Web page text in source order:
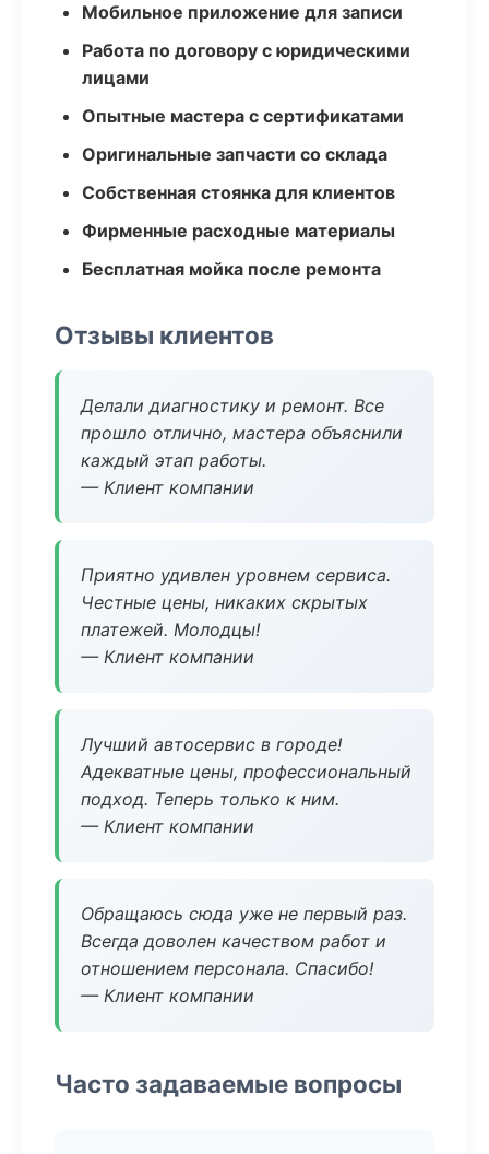
Мобильное приложение для записи
Работа по договору с юридическими
лицами
Опытные мастера с сертификатами
Оригинальные запчасти со склада
Собственная стоянка для клиентов
Фирменные расходные материалы
Бесплатная мойка после ремонта
Отзывы клиентов
Делали диагностику и ремонт. Все
прошло отлично, мастера объяснили
каждый этап работы.
— Клиент компании
Приятно удивлен уровнем сервиса.
Честные цены, никаких скрытых
платежей. Молодцы!
— Клиент компании
Лучший автосервис в городе!
Адекватные цены, профессиональный
подход. Теперь только к ним.
— Клиент компании
Обращаюсь сюда уже не первый раз.
Всегда доволен качеством работ и
отношением персонала. Спасибо!
— Клиент компании
Часто задаваемые вопросы